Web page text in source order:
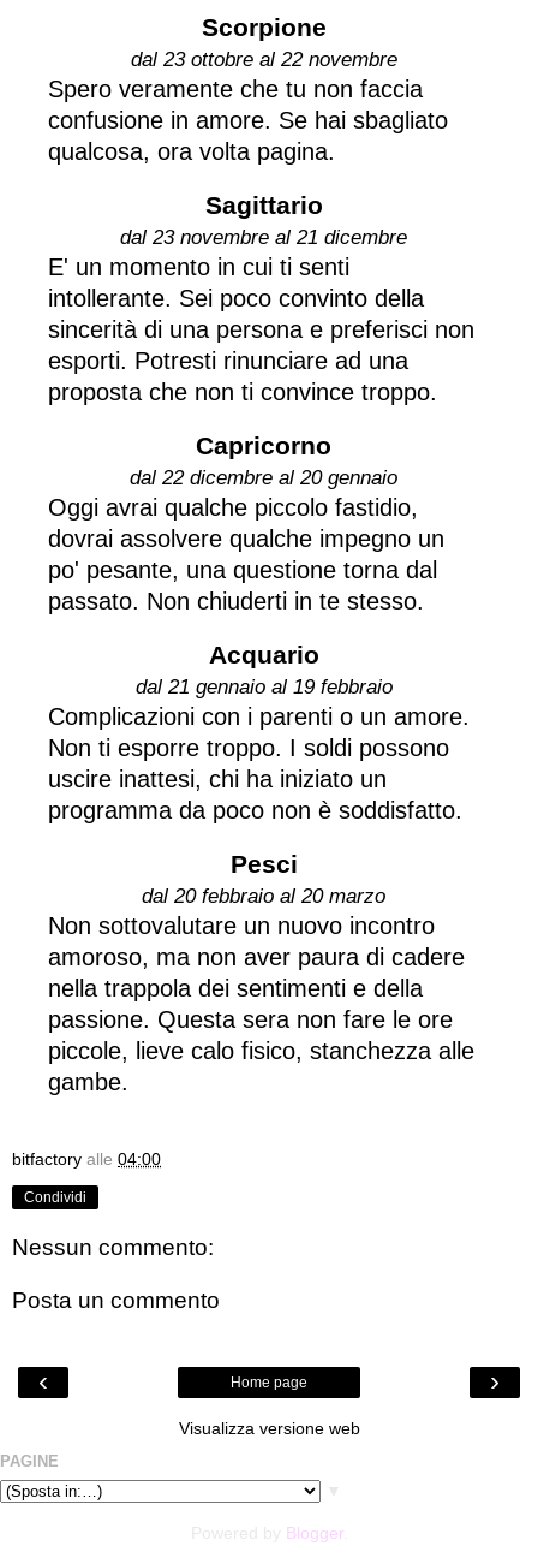
Scorpione
dal 23 ottobre al 22 novembre
Spero veramente che tu non faccia
confusione in amore. Se hai sbagliato
qualcosa, ora volta pagina.
Sagittario
dal 23 novembre al 21 dicembre
E' un momento in cui ti senti
intollerante. Sei poco convinto della
sincerità di una persona e preferisci non
esporti. Potresti rinunciare ad una
proposta che non ti convince troppo.
Capricorno
dal 22 dicembre al 20 gennaio
Oggi avrai qualche piccolo fastidio,
dovrai assolvere qualche impegno un
po' pesante, una questione torna dal
passato. Non chiuderti in te stesso.
Acquario
dal 21 gennaio al 19 febbraio
Complicazioni con i parenti o un amore.
Non ti esporre troppo. I soldi possono
uscire inattesi, chi ha iniziato un
programma da poco non è soddisfatto.
Pesci
dal 20 febbraio al 20 marzo
Non sottovalutare un nuovo incontro
amoroso, ma non aver paura di cadere
nella trappola dei sentimenti e della
passione. Questa sera non fare le ore
piccole, lieve calo fisico, stanchezza alle
gambe.
bitfactory alle 04:00
Condividi
Nessun commento:
Posta un commento
‹ ›
Home page
Visualizza versione web
PAGINE
Blogger.